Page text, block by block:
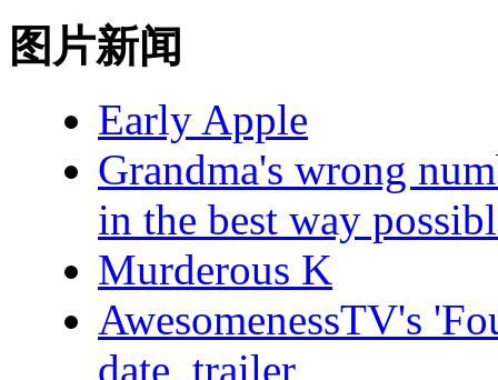
图片新闻
Early Apple
Grandma's wrong
in the best way
Murderous K
AwesomenessTV's
date, trailer